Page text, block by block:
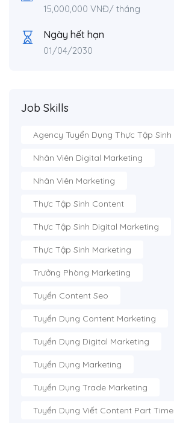
15,000,000 VNĐ/ tháng
Ngày hết hạn
01/04/2030
Job Skills
Agency Tuyển Dụng Thực Tập Sinh
Nhân Viên Digital Marketing
Nhân Viên Marketing
Thực Tập Sinh Content
Thực Tập Sinh Digital Marketing
Thực Tập Sinh Marketing
Trưởng Phòng Marketing
Tuyển Content Seo
Tuyển Dụng Content Marketing
Tuyển Dụng Digital Marketing
Tuyển Dụng Marketing
Tuyển Dụng Trade Marketing
Tuyển Dụng Viết Content Part Time